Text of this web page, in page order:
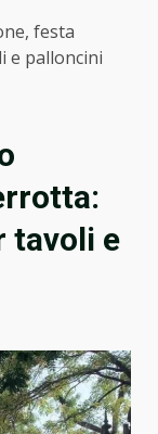
festa
e palloncini
tavoli e